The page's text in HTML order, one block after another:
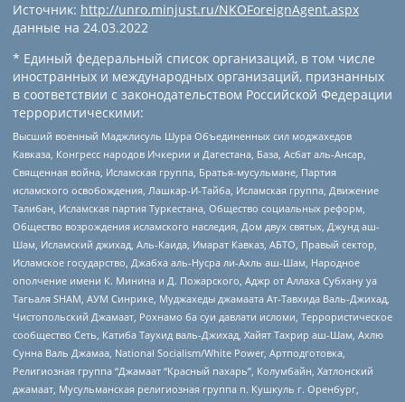
Источник: http://unro.minjust.ru/NKOForeignAgent.aspx
данные на 24.03.2022
* Единый федеральный список организаций, в том числе
иностранных и международных организаций, признанных
в соответствии с законодательством Российской Федерации
террористическими:
Высший военный Маджлисуль Шура Объединенных сил моджахедов
Кавказа, Конгресс народов Ичкерии и Дагестана, База, Асбат аль-Ансар,
Священная война, Исламская группа, Братья-мусульмане, Партия
исламского освобождения, Лашкар-И-Тайба, Исламская группа, Движение
Талибан, Исламская партия Туркестана, Общество социальных реформ,
Общество возрождения исламского наследия, Дом двух святых, Джунд аш-
Шам, Исламский джихад, Аль-Каида, Имарат Кавказ, АБТО, Правый сектор,
Исламское государство, Джабха аль-Нусра ли-Ахль аш-Шам, Народное
ополчение имени К. Минина и Д. Пожарского, Аджр от Аллаха Субхану уа
Тагьаля SHAM, АУМ Синрике, Муджахеды джамаата Ат-Тавхида Валь-Джихад,
Чистопольский Джамаат, Рохнамо ба суи давлати исломи, Террористическое
сообщество Сеть, Катиба Таухид валь-Джихад, Хайят Тахрир аш-Шам, Ахлю
Сунна Валь Джамаа, National Socialism/White Power, Артподготовка,
Религиозная группа “Джамаат “Красный пахарь”, Колумбайн, Хатлонский
джамаат, Мусульманская религиозная группа п. Кушкуль г. Оренбург,